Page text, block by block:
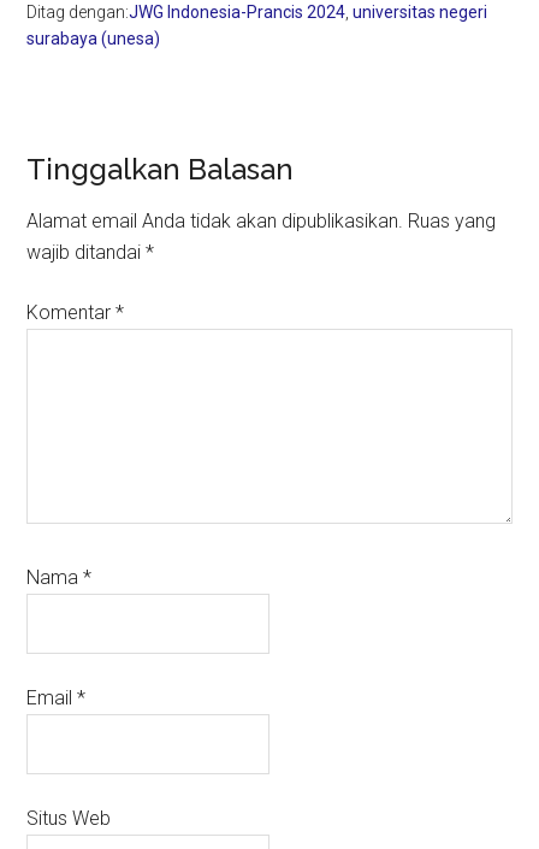
Ditag dengan:JWG Indonesia-Prancis 2024 ,universitas negeri
surabaya (unesa)
Reader
Interactions
Tinggalkan Balasan
Alamat email Anda tidak akan dipublikasikan. Ruas yang
wajib ditandai*
Komentar*
Nama*
Email*
Situs Web